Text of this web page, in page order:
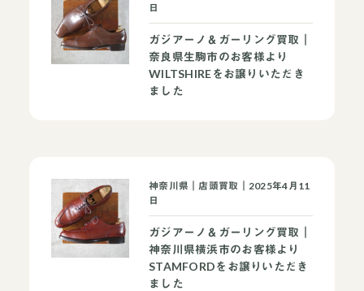
日
ガジアーノ＆ガーリング買取｜
奈良県生駒市のお客様より
WILTSHIREをお譲りいただき
ました
神奈川県｜店頭買取｜2025年4月11
日
ガジアーノ＆ガーリング買取｜
神奈川県横浜市のお客様より
STAMFORDをお譲りいただき
ました